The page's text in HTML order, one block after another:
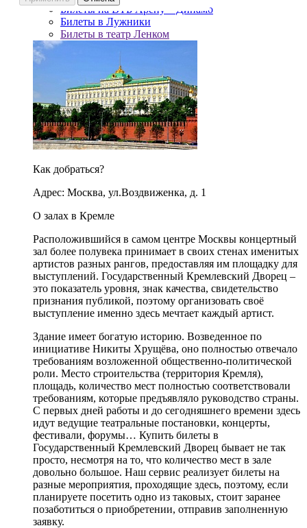
Билеты на ВТБ Арену – Динамо
Билеты в Лужники
Билеты в театр Ленком
Как добраться?
Адрес: Москва, ул.Воздвиженка, д. 1
О залах в Кремле
Расположившийся в самом центре Москвы концертный
зал более полувека принимает в своих стенах именитых
артистов разных рангов, предоставляя им площадку для
выступлений. Государственный Кремлевский Дворец –
это показатель уровня, знак качества, свидетельство
признания публикой, поэтому организовать своё
выступление именно здесь мечтает каждый артист.
Здание имеет богатую историю. Возведенное по
инициативе Никиты Хрущёва, оно полностью отвечало
требованиям возложенной общественно-политической
роли. Место строительства (территория Кремля),
площадь, количество мест полностью соответствовали
требованиям, которые предъявляло руководство страны.
С первых дней работы и до сегодняшнего времени здесь
идут ведущие театральные постановки, концерты,
фестивали, форумы… Купить билеты в
Государственный Кремлевский Дворец бывает не так
просто, несмотря на то, что количество мест в зале
довольно большое. Наш сервис реализует билеты на
разные мероприятия, проходящие здесь, поэтому, если
планируете посетить одно из таковых, стоит заранее
позаботиться о приобретении, отправив заполненную
заявку.